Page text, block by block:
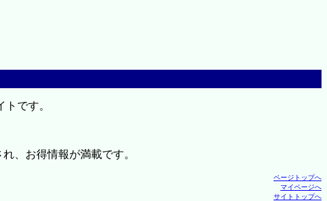
です。
、お得情報が満載です。
ページトップへ
マイページへ
サイトトップへ